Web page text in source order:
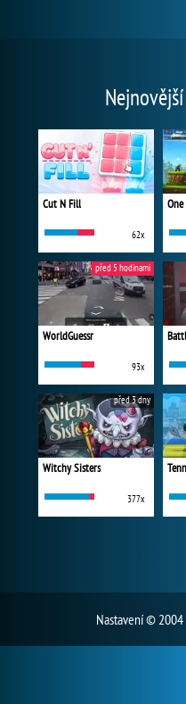
Cut N Fill
62x
WorldGuessr
93x
před 5 hodinami
Witchy Sisters
377x
před 3 dny
Nastavení© 2004